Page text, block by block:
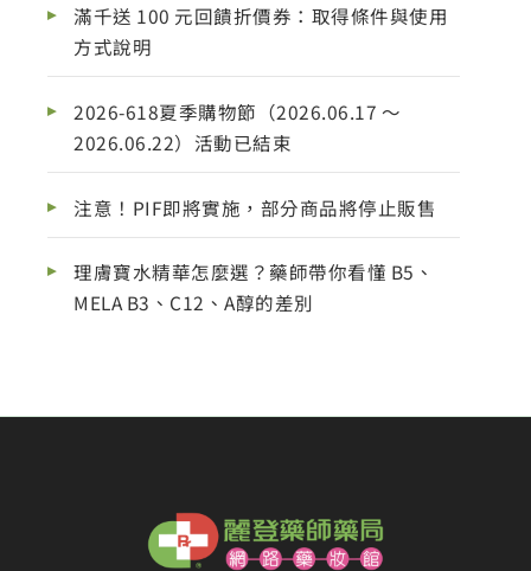
滿千送 100 元回饋折價券：取得條件與使用
方式說明
2026-618夏季購物節（2026.06.17 ～
2026.06.22）活動已結束
注意！PIF即將實施，部分商品將停止販售
理膚寶水精華怎麼選？藥師帶你看懂 B5、
MELA B3、C12、A醇的差別